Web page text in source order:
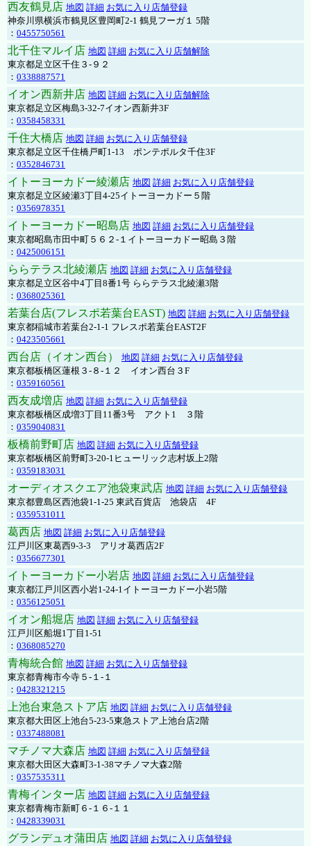
西友鶴見店 地図 詳細 お気に入り店舗登録
神奈川県横浜市鶴見区豊岡町2-1 鶴見フーガ１ 5階
： 0455750561
北千住マルイ店 地図 詳細 お気に入り店舗解除
東京都足立区千住３-９２
： 0338887571
イオン西新井店 地図 詳細 お気に入り店舗解除
東京都足立区梅島3-32-7イオン西新井3F
： 0358458331
千住大橋店 地図 詳細 お気に入り店舗登録
東京都足立区千住橋戸町1-13 ポンテポルタ千住3F
： 0352846731
イトーヨーカドー綾瀬店 地図 詳細 お気に入り店舗登録
東京都足立区綾瀬3丁目4-25イトーヨーカドー５階
： 0356978351
イトーヨーカドー昭島店 地図 詳細 お気に入り店舗登録
東京都昭島市田中町５６２-１イトーヨーカドー昭島３階
： 0425006151
ららテラス北綾瀬店 地図 詳細 お気に入り店舗登録
東京都足立区谷中4丁目8番1号 ららテラス北綾瀬3階
： 0368025361
若葉台店(フレスポ若葉台EAST) 地図 詳細 お気に入り店舗登録
東京都稲城市若葉台2-1-1 フレスポ若葉台EAST2F
： 0423505661
西台店（イオン西台） 地図 詳細 お気に入り店舗登録
東京都板橋区蓮根３-８-１２ イオン西台３F
： 0359160561
西友成増店 地図 詳細 お気に入り店舗登録
東京都板橋区成増3丁目11番3号 アクト1 ３階
： 0359040831
板橋前野町店 地図 詳細 お気に入り店舗登録
東京都板橋区前野町3-20-1ヒューリック志村坂上2階
： 0359183031
オーディオスクエア池袋東武店 地図 詳細 お気に入り店舗登録
東京都豊島区西池袋1-1-25 東武百貨店 池袋店 4F
： 0359531011
葛西店 地図 詳細 お気に入り店舗登録
江戸川区東葛西9-3-3 アリオ葛西店2F
： 0356677301
イトーヨーカドー小岩店 地図 詳細 お気に入り店舗登録
東京都江戸川区西小岩1-24-1イトーヨーカドー小岩5階
： 0356125051
イオン船堀店 地図 詳細 お気に入り店舗登録
江戸川区船堀1丁目1-51
： 0368085270
青梅統合館 地図 詳細 お気に入り店舗登録
東京都青梅市今寺５-１-１
： 0428321215
上池台東急ストア店 地図 詳細 お気に入り店舗登録
東京都大田区上池台5-23-5東急ストア上池台店2階
： 0337488081
マチノマ大森店 地図 詳細 お気に入り店舗登録
東京都大田区大森町3-1-38マチノマ大森2階
： 0357535311
青梅インター店 地図 詳細 お気に入り店舗登録
東京都青梅市新町６-１６-１１
： 0428339031
グランデュオ蒲田店 地図 詳細 お気に入り店舗登録